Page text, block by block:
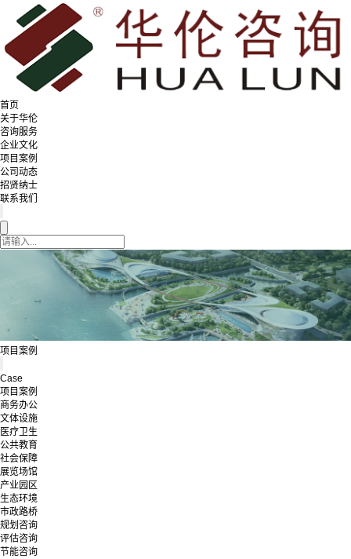
首页
关于华伦
咨询服务
企业文化
项目案例
公司动态
招贤纳士
联系我们
项目案例
Case
项目案例
商务办公
文体设施
医疗卫生
公共教育
社会保障
展览场馆
产业园区
生态环境
市政路桥
规划咨询
评估咨询
节能咨询